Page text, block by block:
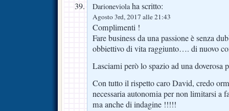
Darioneviolaha scritto:
Agosto 3rd, 2017 alle 21:43
Complimenti !
Fare business da una passione è senza
obbiettivo di vita raggiunto…. di nuovo
Lasciami però lo spazio ad una
Con tutto il rispetto caro David, credo
necessaria autonomia per non limitarsi a
ma anche di indagine !!!!!